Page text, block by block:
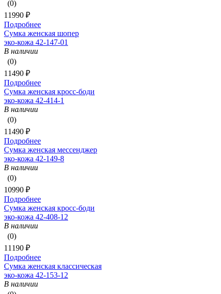
(0)
11990 ₽
Подробнее
Сумка женская шопер
эко-кожа 42-147-01
В наличии
(0)
11490 ₽
Подробнее
Сумка женская кросс-боди
эко-кожа 42-414-1
В наличии
(0)
11490 ₽
Подробнее
Сумка женская мессенджер
эко-кожа 42-149-8
В наличии
(0)
10990 ₽
Подробнее
Сумка женская кросс-боди
эко-кожа 42-408-12
В наличии
(0)
11190 ₽
Подробнее
Сумка женская классическая
эко-кожа 42-153-12
В наличии